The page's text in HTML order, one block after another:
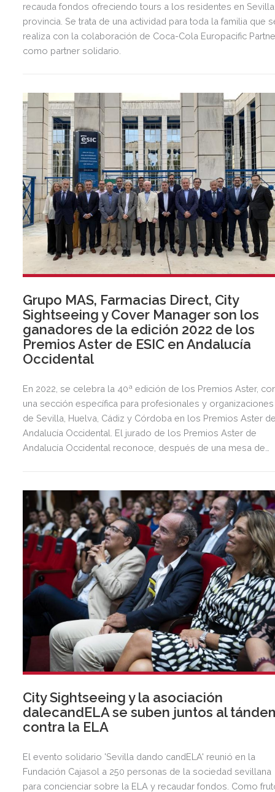
recauda fondos ofreciendo tours a los residentes en
provincia. Se trata de una actividad para toda la familia que
realiza con la colaboración de Coca-Cola Europacific
como partner solidario.
Grupo MAS, Farmacias Direct, City
Sightseeing y Cover Manager son los
ganadores de la edición 2022 de los
Premios Aster de ESIC en Andalucía
Occidental
En 2022, se celebra la 40ª edición de los Premios Aster,
una sección específica para profesionales y organizaciones
de Sevilla, Huelva, Cádiz y Córdoba en los Premios Aster
Andalucía Occidental. El jurado de los Premios Aster de
Andalucía Occidental reconoce, después de una mesa de
categorías de ‘Trayectoria empresarial’, ‘Mejor
‘Innovación digital’ y ‘Marketing’ respectivamente. Los
se entregarán en una ceremonia este 10 de noviembre a las
19 horas en CaixaForum Sevilla que contará con una mesa
redonda y una charla sobre digitalización para empresas y
pymes. Se puede asistir reservando una plaza en la web de
ESIC Sevilla.
City Sightseeing y la asociación
dalecandELA se suben juntos al
contra la ELA
El evento solidario 'Sevilla dando candELA' reunió en la
Fundación Cajasol a 250 personas de la sociedad sevillana
para concienciar sobre la ELA y recaudar fondos. Como